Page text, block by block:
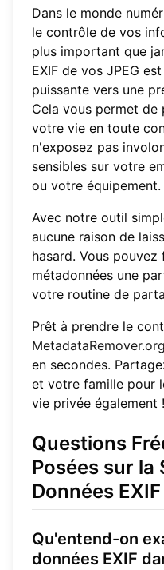
Dans le monde
le contrôle de vos
plus important que
EXIF de vos JPEG
puissante vers une
Cela vous permet
votre vie en toute
n'exposez pas
sensibles sur votre
ou votre équipement.
Avec notre outil
aucune raison de
hasard. Vous
métadonnées une
votre routine de
Prêt à prendre le
MetadataRemover.org
en secondes.
et votre famille pour
vie privée également !
Questions
Posées sur la
Données EXIF
Qu'entend-on
données EXIF